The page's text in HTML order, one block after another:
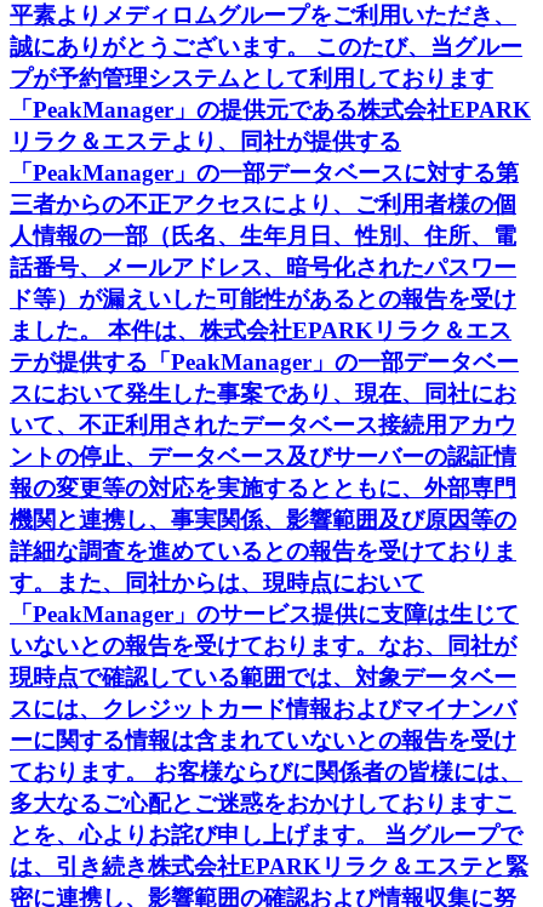
平素よりメディロムグループをご利用いただき、
誠にありがとうございます。 このたび、当グルー
プが予約管理システムとして利用しております
「PeakManager」の提供元である株式会社EPARK
リラク＆エステより、同社が提供する
「PeakManager」の一部データベースに対する第
三者からの不正アクセスにより、ご利用者様の個
人情報の一部（氏名、生年月日、性別、住所、電
話番号、メールアドレス、暗号化されたパスワー
ド等）が漏えいした可能性があるとの報告を受け
ました。 本件は、株式会社EPARKリラク＆エス
テが提供する「PeakManager」の一部データベー
スにおいて発生した事案であり、現在、同社にお
いて、不正利用されたデータベース接続用アカウ
ントの停止、データベース及びサーバーの認証情
報の変更等の対応を実施するとともに、外部専門
機関と連携し、事実関係、影響範囲及び原因等の
詳細な調査を進めているとの報告を受けておりま
す。また、同社からは、現時点において
「PeakManager」のサービス提供に支障は生じて
いないとの報告を受けております。なお、同社が
現時点で確認している範囲では、対象データベー
スには、クレジットカード情報およびマイナンバ
ーに関する情報は含まれていないとの報告を受け
ております。 お客様ならびに関係者の皆様には、
多大なるご心配とご迷惑をおかけしておりますこ
とを、心よりお詫び申し上げます。 当グループで
は、引き続き株式会社EPARKリラク＆エステと緊
密に連携し、影響範囲の確認および情報収集に努